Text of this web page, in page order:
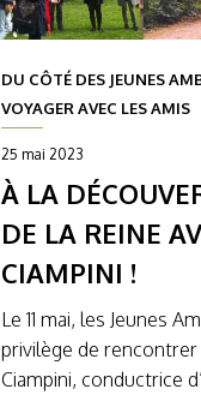
DU CÔTÉ DES JEUNES
VOYAGER AVEC LES AMIS
25 mai 2023
À LA
DE LA REINE
CIAMPINI !
Le 11 mai, les Jeunes
privilège de
Ciampini, conductrice